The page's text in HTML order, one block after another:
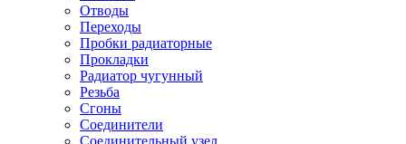
Отводы
Переходы
Пробки радиаторные
Прокладки
Радиатор чугунный
Резьба
Сгоны
Соединители